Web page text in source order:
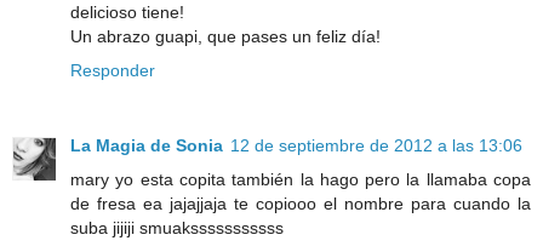
delicioso tiene!
Un abrazo guapi, que pases un feliz día!
Responder
La Magia de Sonia 12 de septiembre de 2012 a las 13:06
mary yo esta copita también la hago pero la llamaba copa
de fresa ea jajajjaja te copiooo el nombre para cuando la
suba jijiji smuaksssssssssss